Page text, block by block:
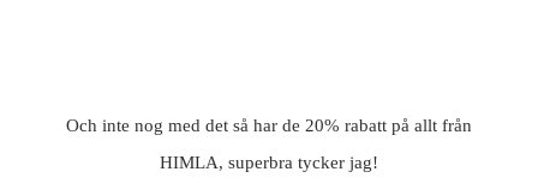
Och inte nog med det så har de 20% rabatt på allt från
HIMLA, superbra tycker jag!